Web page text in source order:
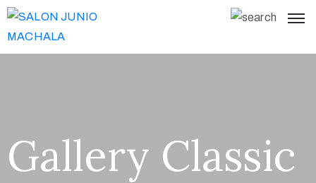
Gallery Classic